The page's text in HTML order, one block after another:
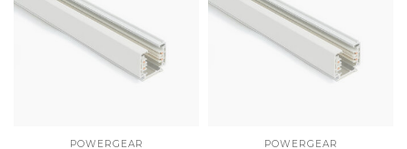
POWERGEAR POWERGEAR